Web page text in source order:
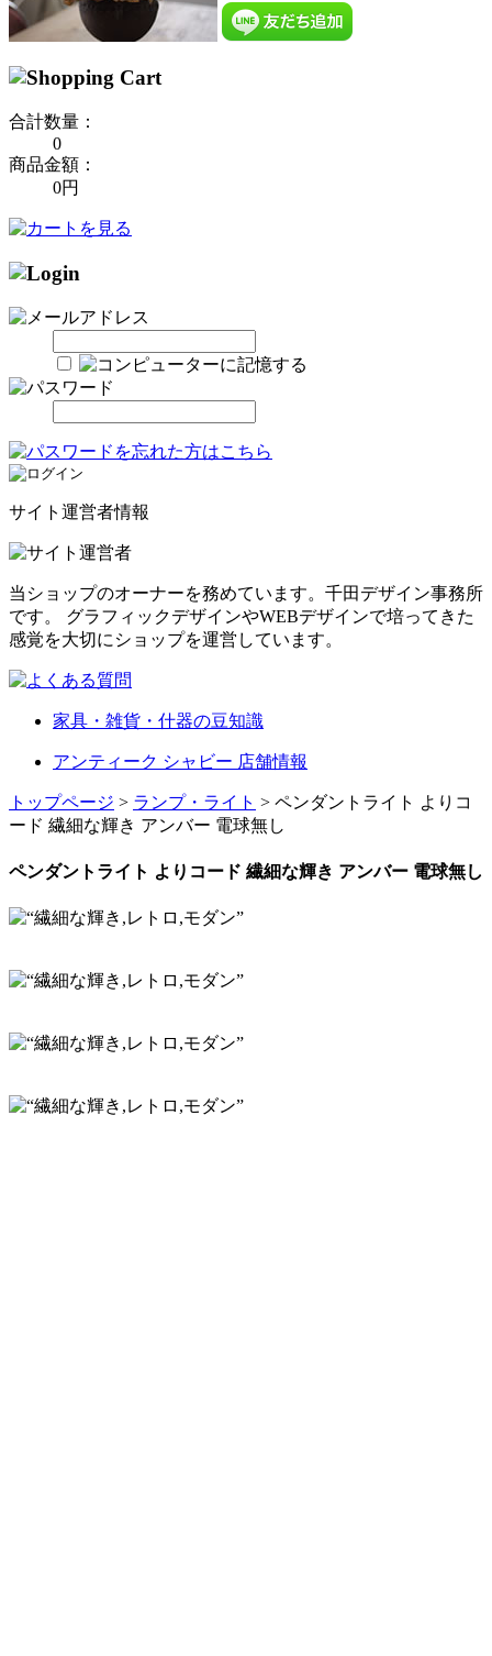
合計数量：
0
商品金額：
0円
サイト運営者情報
当ショップのオーナーを務めています。千田デザイン事務所
です。 グラフィックデザインやWEBデザインで培ってきた
感覚を大切にショップを運営しています。
家具・雑貨・什器の豆知識
アンティーク シャビー 店舗情報
トップページ > ランプ・ライト > ペンダントライト よりコ
ード 繊細な輝き アンバー 電球無し
ペンダントライト よりコード 繊細な輝き アンバー 電球無し